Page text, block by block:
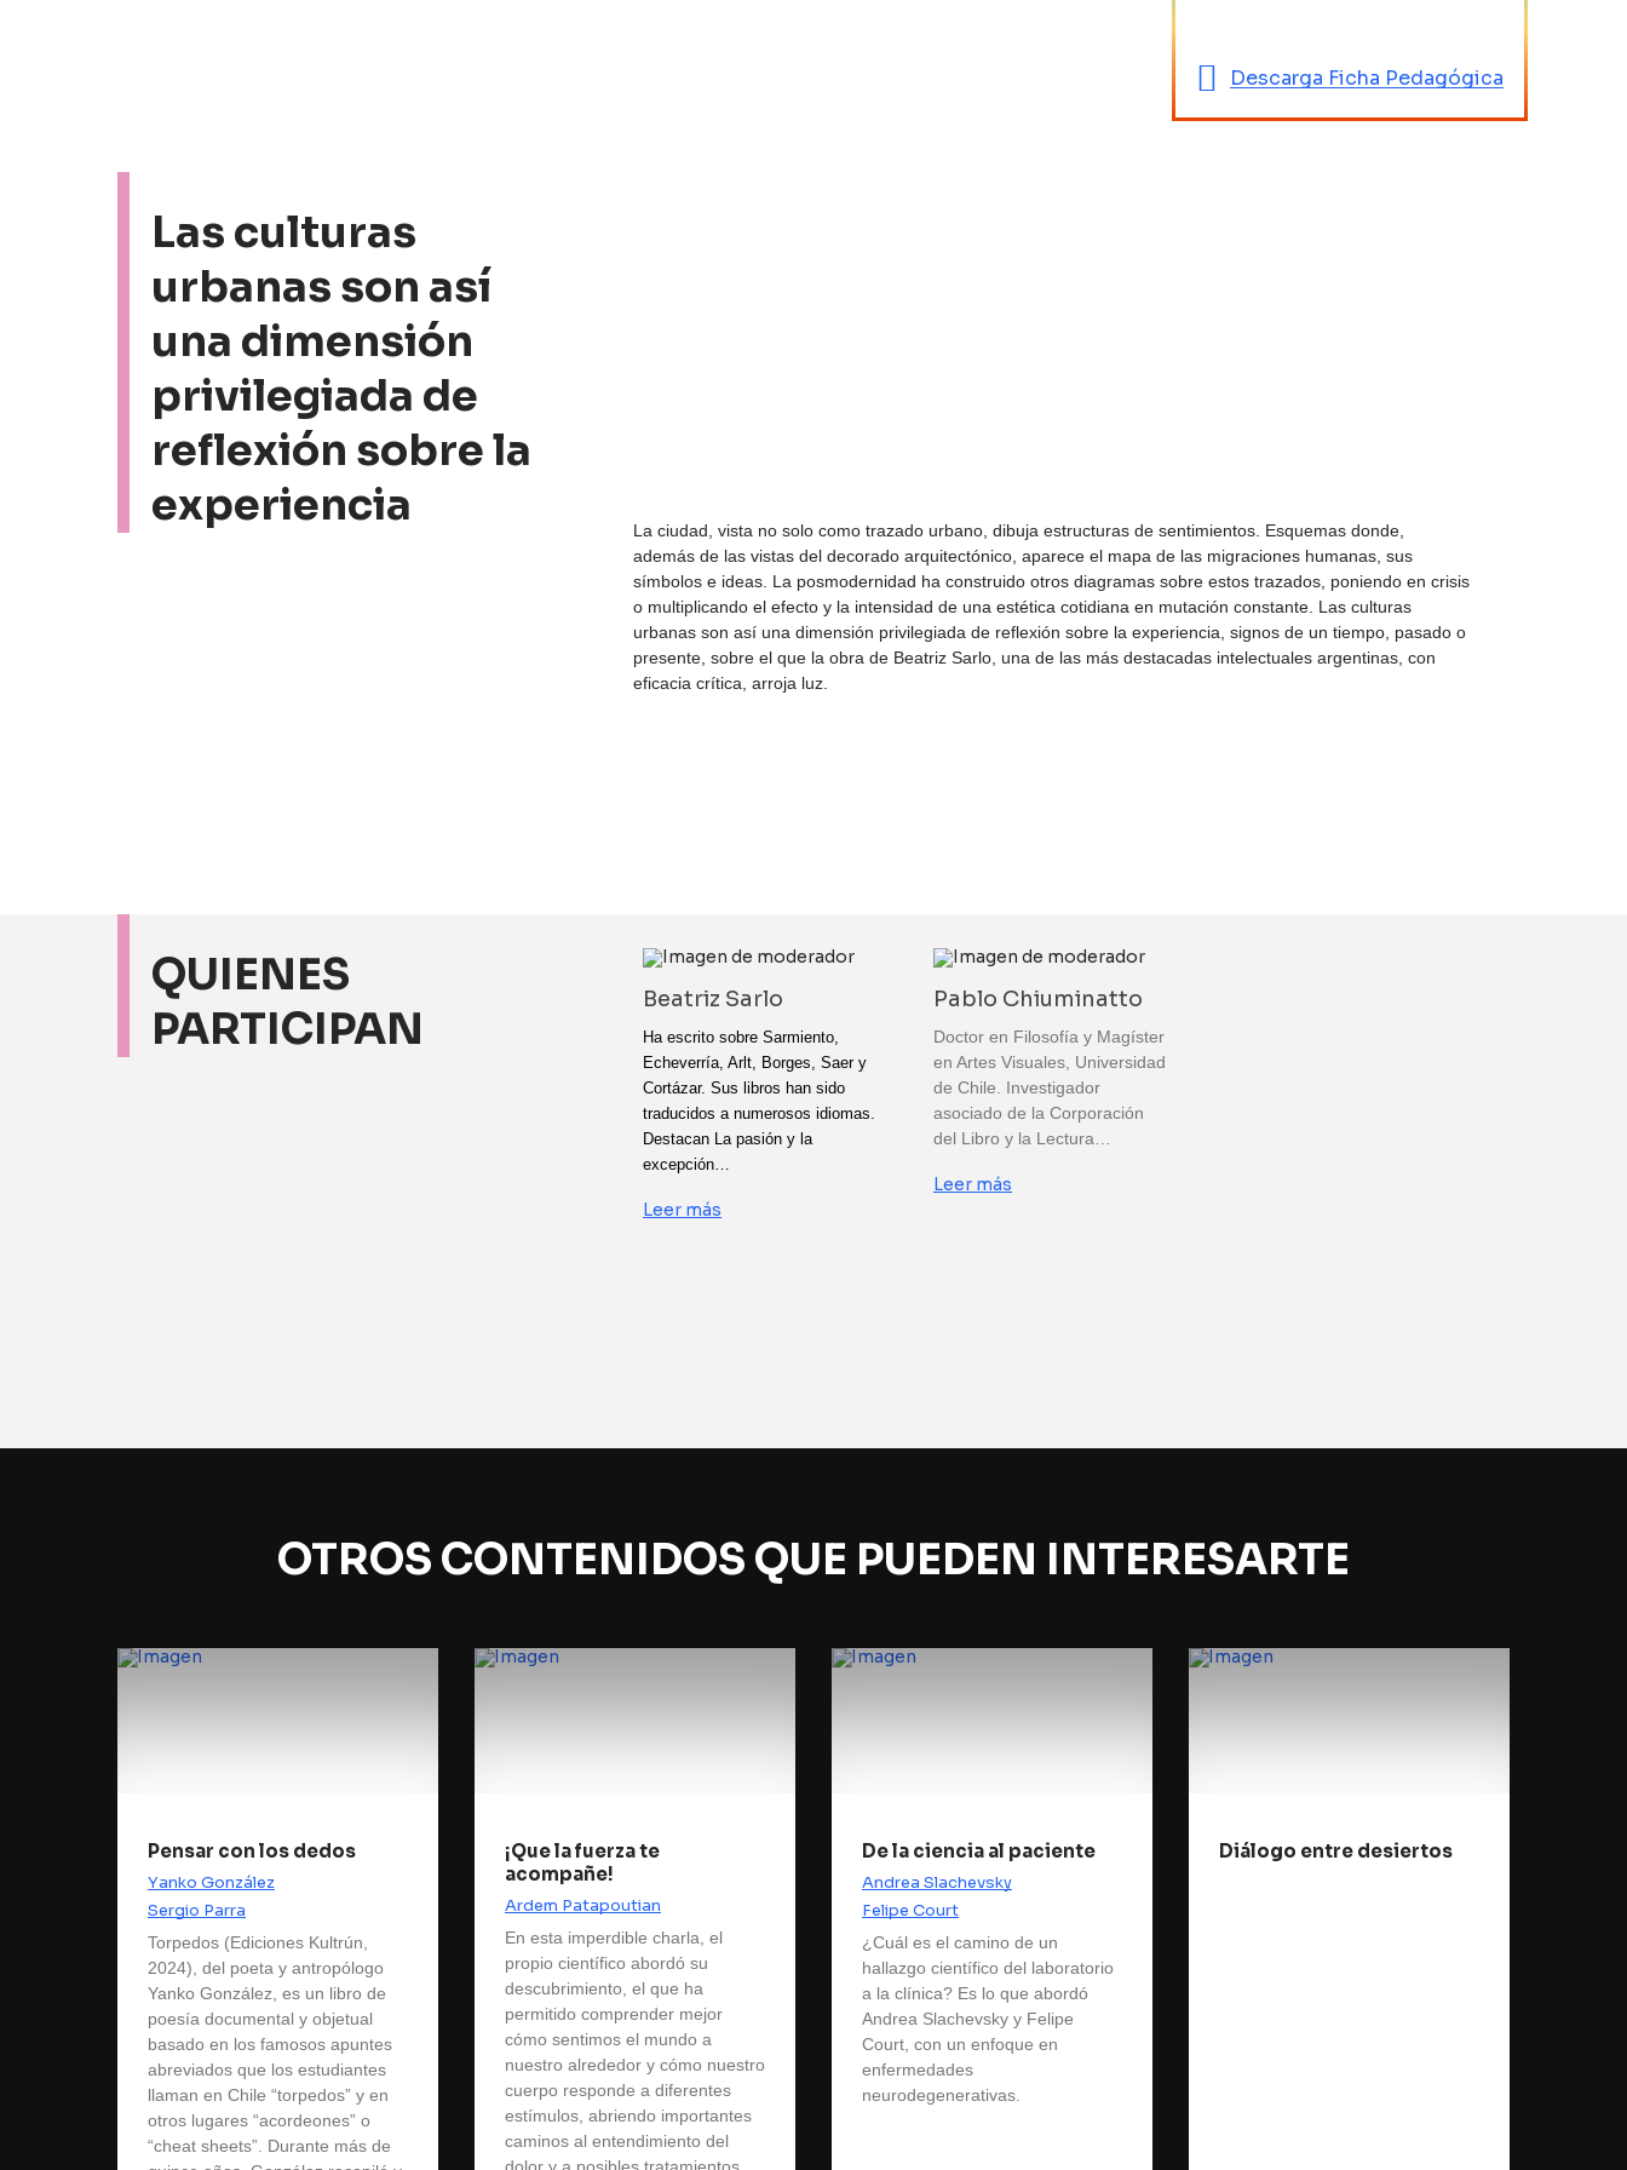
Descarga Ficha Pedagógica
Las culturas
urbanas son así
una dimensión
privilegiada de
reflexión sobre la
experiencia
La ciudad, vista no solo como trazado urbano, dibuja estructuras de sentimientos. Esquemas donde,
además de las vistas del decorado arquitectónico, aparece el mapa de las migraciones humanas, sus
símbolos e ideas. La posmodernidad ha construido otros diagramas sobre estos trazados, poniendo en crisis
o multiplicando el efecto y la intensidad de una estética cotidiana en mutación constante. Las culturas
urbanas son así una dimensión privilegiada de reflexión sobre la experiencia, signos de un tiempo, pasado o
presente, sobre el que la obra de Beatriz Sarlo, una de las más destacadas intelectuales argentinas, con
eficacia crítica, arroja luz.
QUIENES
PARTICIPAN
Beatriz Sarlo
Ha escrito sobre Sarmiento,
Echeverría, Arlt, Borges, Saer y
Cortázar. Sus libros han sido
traducidos a numerosos idiomas.
Destacan La pasión y la
excepción…
Leer más
Pablo Chiuminatto
Doctor en Filosofía y Magíster
en Artes Visuales, Universidad
de Chile. Investigador
asociado de la Corporación
del Libro y la Lectura…
Leer más
OTROS CONTENIDOS QUE PUEDEN INTERESARTE
Pensar con los dedos
Yanko González
Sergio Parra
Torpedos (Ediciones Kultrún,
2024), del poeta y antropólogo
Yanko González, es un libro de
poesía documental y objetual
basado en los famosos apuntes
abreviados que los estudiantes
llaman en Chile “torpedos” y en
otros lugares “acordeones” o
“cheat sheets”. Durante más de
¡Que la fuerza te
acompañe!
Ardem Patapoutian
En esta imperdible charla, el
propio científico abordó su
descubrimiento, el que ha
permitido comprender mejor
cómo sentimos el mundo a
nuestro alrededor y cómo nuestro
cuerpo responde a diferentes
estímulos, abriendo importantes
caminos al entendimiento del
De la ciencia al paciente
Andrea Slachevsky
Felipe Court
¿Cuál es el camino de un
hallazgo científico del laboratorio
a la clínica? Es lo que abordó
Andrea Slachevsky y Felipe
Court, con un enfoque en
enfermedades
neurodegenerativas.
Diálogo entre desiertos